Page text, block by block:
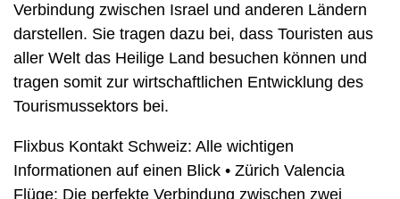
Verbindung zwischen Israel und anderen Ländern
darstellen. Sie tragen dazu bei, dass Touristen aus
aller Welt das Heilige Land besuchen können und
tragen somit zur wirtschaftlichen Entwicklung des
Tourismussektors bei.
Flixbus Kontakt Schweiz: Alle wichtigen
Informationen auf einen Blick • Zürich Valencia
Flüge: Die perfekte Verbindung zwischen zwei